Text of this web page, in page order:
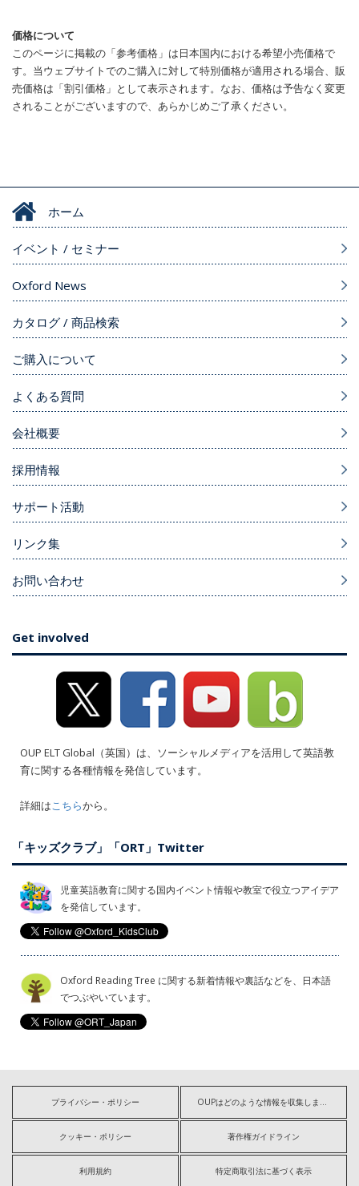
価格について
このページに掲載の「参考価格」は日本国内における希望小売価格で
す。当ウェブサイトでのご購入に対して特別価格が適用される場合、販
売価格は「割引価格」として表示されます。なお、価格は予告なく変更
されることがございますので、あらかじめご了承ください。
ホーム
イベント / セミナー
Oxford News
カタログ / 商品検索
ご購入について
よくある質問
会社概要
採用情報
サポート活動
リンク集
お問い合わせ
Get involved
OUP ELT Global（英国）は、ソーシャルメディアを活用して英語教
育に関する各種情報を発信しています。
詳細は こちらから。
「キッズクラブ」「ORT」Twitter
児童英語教育に関する国内イベント情報や教室で役立つアイデア
を発信しています。
Oxford Reading Tree に関する新着情報や裏話などを、日本語
でつぶやいています。
プライバシー・ポリシー
クッキー・ポリシー 著作権ガイドライン
利用規約 特定商取引法に基づく表示